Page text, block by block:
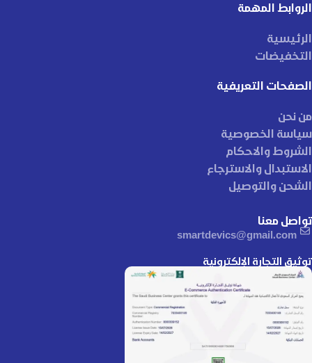
الروابط المهمة
الرئيسية
التخفيضات
الصفحات التعريفية
من نحن
سياسة الخصوصية
الشروط والاحكام
الاستبدال والاسترجاع
الشحن والتوصيل
تواصل معنا
smartdevics@gmail.com
توثيق التجارة الإلكترونية